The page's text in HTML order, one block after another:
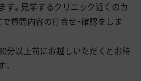
す。見学するクリニック近くのカ
質問内容の打合せ・確認をしま
分以上前にお越しいただくとお時